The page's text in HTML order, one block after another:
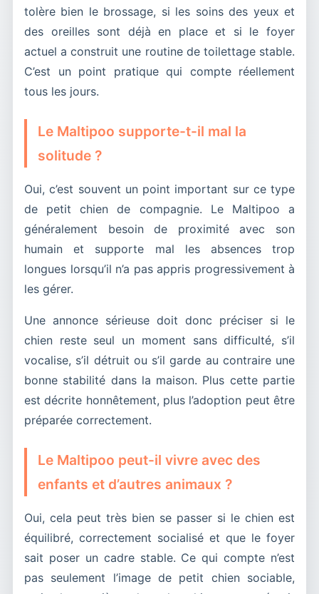
tolère bien le brossage, si les soins des yeux et
des oreilles sont déjà en place et si le foyer
actuel a construit une routine de toilettage stable.
C’est un point pratique qui compte réellement
tous les jours.
Le Maltipoo supporte-t-il mal la
solitude ?
Oui, c’est souvent un point important sur ce type
de petit chien de compagnie. Le Maltipoo a
généralement besoin de proximité avec son
humain et supporte mal les absences trop
longues lorsqu’il n’a pas appris progressivement à
les gérer.
Une annonce sérieuse doit donc préciser si le
chien reste seul un moment sans difficulté, s’il
vocalise, s’il détruit ou s’il garde au contraire une
bonne stabilité dans la maison. Plus cette partie
est décrite honnêtement, plus l’adoption peut être
préparée correctement.
Le Maltipoo peut-il vivre avec des
enfants et d’autres animaux ?
Oui, cela peut très bien se passer si le chien est
équilibré, correctement socialisé et que le foyer
sait poser un cadre stable. Ce qui compte n’est
pas seulement l’image de petit chien sociable,